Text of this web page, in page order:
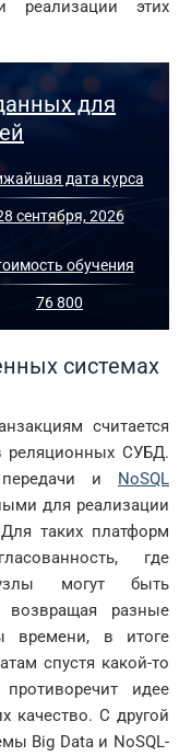
реализации этих
для
дата курса
сентября, 2026
обучения
76 800
системах
считается
реляционных СУБД.
и NoSQL
для реализации
таких платформ
где
могут быть
разные
времени, в итоге
спустя какой-то
идее
качество. С другой
Big Data и NoSQL-